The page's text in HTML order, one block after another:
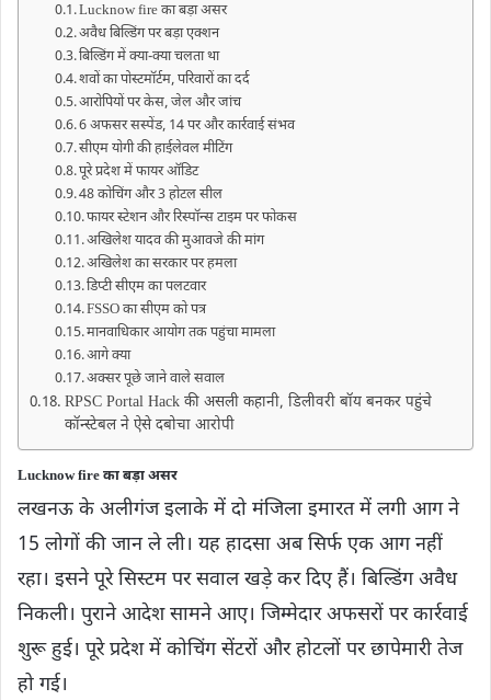
Lucknow fire का बड़ा असर
अवैध बिल्डिंग पर बड़ा एक्शन
बिल्डिंग में क्या-क्या चलता था
शवों का पोस्टमॉर्टम, परिवारों का दर्द
आरोपियों पर केस, जेल और जांच
6 अफसर सस्पेंड, 14 पर और कार्रवाई संभव
सीएम योगी की हाईलेवल मीटिंग
पूरे प्रदेश में फायर ऑडिट
48 कोचिंग और 3 होटल सील
फायर स्टेशन और रिस्पॉन्स टाइम पर फोकस
अखिलेश यादव की मुआवजे की मांग
अखिलेश का सरकार पर हमला
डिप्टी सीएम का पलटवार
FSSO का सीएम को पत्र
मानवाधिकार आयोग तक पहुंचा मामला
आगे क्या
अक्सर पूछे जाने वाले सवाल
RPSC Portal Hack की असली कहानी, डिलीवरी बॉय बनकर पहुंचे
कॉन्स्टेबल ने ऐसे दबोचा आरोपी
Lucknow fire का बड़ा असर
लखनऊ के अलीगंज इलाके में दो मंजिला इमारत में लगी आग ने
15 लोगों की जान ले ली। यह हादसा अब सिर्फ एक आग नहीं
रहा। इसने पूरे सिस्टम पर सवाल खड़े कर दिए हैं। बिल्डिंग अवैध
निकली। पुराने आदेश सामने आए। जिम्मेदार अफसरों पर कार्रवाई
शुरू हुई। पूरे प्रदेश में कोचिंग सेंटरों और होटलों पर छापेमारी तेज
हो गई।